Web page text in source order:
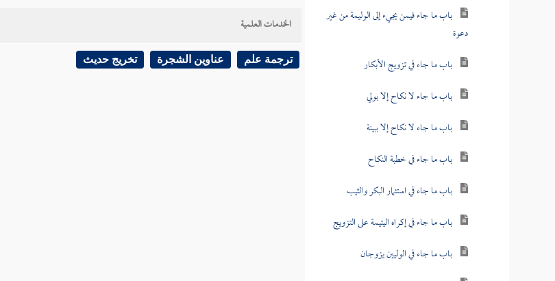
باب ما جاء فيمن يجيء إلى الوليمة من غير
دعوة
باب ما جاء في تزويج الأبكار
باب ما جاء لا نكاح إلا بولي
باب ما جاء لا نكاح إلا ببينة
باب ما جاء في خطبة النكاح
باب ما جاء في استئمار البكر والثيب
باب ما جاء في إكراه اليتيمة على التزويج
باب ما جاء في الوليين يزوجان
الخدمات العلمية
ترجمة علم عناوين الشجرة تخريج حديث